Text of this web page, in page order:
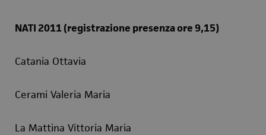
NATI 2011 (registrazione presenza ore 9,15)
Catania Ottavia
Cerami Valeria Maria
La Mattina Vittoria Maria